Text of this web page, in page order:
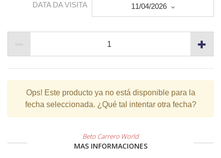
DATA DA VISITA 11/04/2026
Ops! Este producto ya no está disponible para la
fecha seleccionada. ¿Qué tal intentar otra fecha?
Beto Carrero World
MAS INFORMACIONES